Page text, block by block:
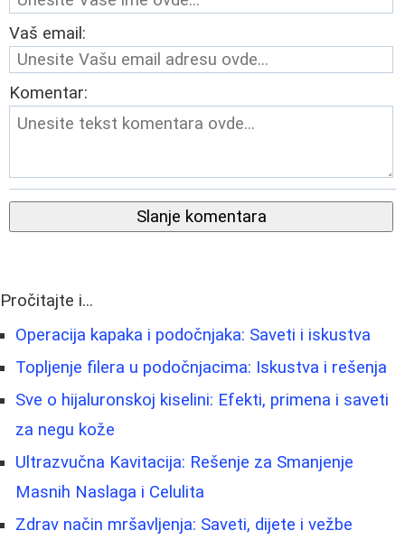
Vaš email:
Komentar:
Slanje komentara
Pročitajte i...
Operacija kapaka i podočnjaka: Saveti i iskustva
Topljenje filera u podočnjacima: Iskustva i rešenja
Sve o hijaluronskoj kiselini: Efekti, primena i saveti
za negu kože
Ultrazvučna Kavitacija: Rešenje za Smanjenje
Masnih Naslaga i Celulita
Zdrav način mršavljenja: Saveti, dijete i vežbe